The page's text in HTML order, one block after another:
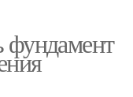
фундамент